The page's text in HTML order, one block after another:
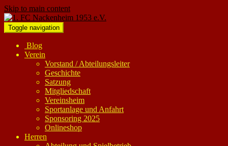
Skip to main content
Toggle navigation
Blog
Verein
Vorstand / Abteilungsleiter
Geschichte
Satzung
Mitgliedschaft
Vereinsheim
Sportanlage und Anfahrt
Sponsoring 2025
Onlineshop
Herren